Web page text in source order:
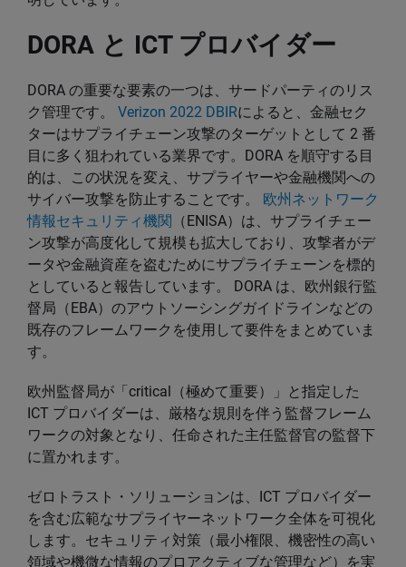
DORA と ICT プロバイダー
DORA の重要な要素の一つは、サードパーティのリス
ク管理です。 Verizon 2022 DBIRによると、金融セク
ターはサプライチェーン攻撃のターゲットとして 2 番
目に多く狙われている業界です。DORA を順守する目
的は、この状況を変え、サプライヤーや金融機関への
サイバー攻撃を防止することです。 欧州ネットワーク
情報セキュリティ機関 （ENISA）は、サプライチェー
ン攻撃が高度化して規模も拡大しており、攻撃者がデ
ータや金融資産を盗むためにサプライチェーンを標的
としていると報告しています。 DORA は、欧州銀行監
督局（EBA）のアウトソーシングガイドラインなどの
既存のフレームワークを使用して要件をまとめていま
す。
欧州監督局が「critical（極めて重要）」と指定した
ICT プロバイダーは、厳格な規則を伴う監督フレーム
ワークの対象となり、任命された主任監督官の監督下
に置かれます。
ゼロトラスト・ソリューションは、ICT プロバイダー
を含む広範なサプライヤーネットワーク全体を可視化
します。セキュリティ対策（最小権限、機密性の高い
領域や機微な情報のプロアクティブな管理など）を実